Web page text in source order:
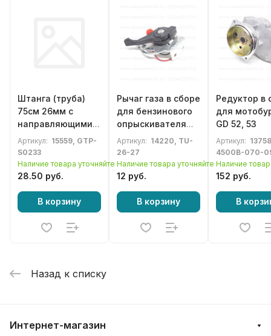
Штанга (труба)
75см 26мм с
направляющими
втулками для
бензотриммера,
мотокосы 33-52сс
Артикул: 15559, GTP-
S0233
Наличие товара уточняйте
28.50 руб.
В корзину
Рычаг газа в сборе
для бензинового
опрыскивателя
DGM PH-271
Артикул: 14220, TU-
26-27
Наличие товара уточняйте
12 руб.
В корзину
Редуктор в
для
GD 52, 53
Артикул:
4500B-070-
Наличие
152 руб.
В
Назад к списку
Интернет-магазин